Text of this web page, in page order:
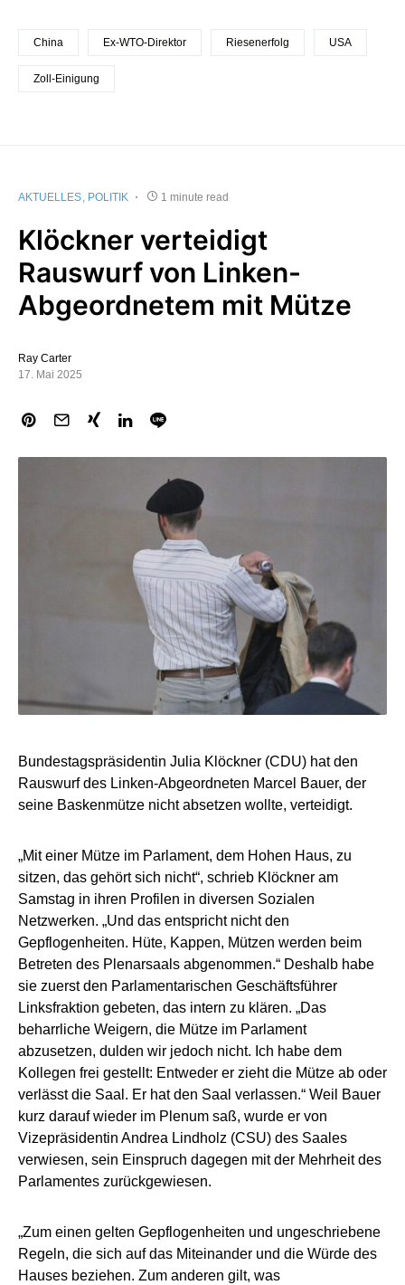
China Ex-WTO-Direktor Riesenerfolg USA
Zoll-Einigung
AKTUELLES POLITIK 1 minute read
Klöckner verteidigt
Rauswurf von Linken-
Abgeordnetem mit Mütze
Ray Carter
17. Mai 2025
Bundestagspräsidentin Julia Klöckner (CDU) hat den
Rauswurf des Linken-Abgeordneten Marcel Bauer, der
seine Baskenmütze nicht absetzen wollte, verteidigt.
„Mit einer Mütze im Parlament, dem Hohen Haus, zu
sitzen, das gehört sich nicht“, schrieb Klöckner am
Samstag in ihren Profilen in diversen Sozialen
Netzwerken. „Und das entspricht nicht den
Gepflogenheiten. Hüte, Kappen, Mützen werden beim
Betreten des Plenarsaals abgenommen.“ Deshalb habe
sie zuerst den Parlamentarischen Geschäftsführer
Linksfraktion gebeten, das intern zu klären. „Das
beharrliche Weigern, die Mütze im Parlament
abzusetzen, dulden wir jedoch nicht. Ich habe dem
Kollegen frei gestellt: Entweder er zieht die Mütze ab oder
verlässt die Saal. Er hat den Saal verlassen.“ Weil Bauer
kurz darauf wieder im Plenum saß, wurde er von
Vizepräsidentin Andrea Lindholz (CSU) des Saales
verwiesen, sein Einspruch dagegen mit der Mehrheit des
Parlamentes zurückgewiesen.
„Zum einen gelten Gepflogenheiten und ungeschriebene
Regeln, die sich auf das Miteinander und die Würde des
Hauses beziehen. Zum anderen gilt, was